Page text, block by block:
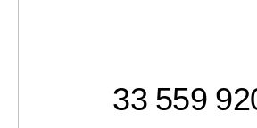
33 559